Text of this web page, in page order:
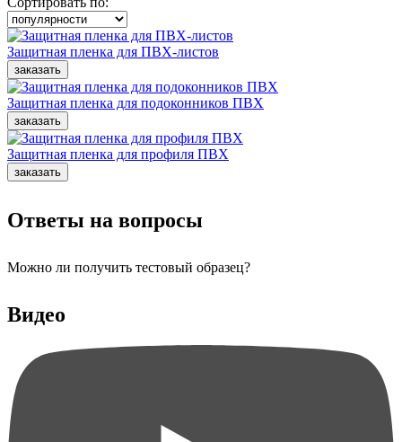
Защитная пленка для ПВХ-листов
Защитная пленка для подоконников ПВХ
Защитная пленка для профиля ПВХ
Ответы на вопросы
Можно ли получить тестовый образец?
Видео